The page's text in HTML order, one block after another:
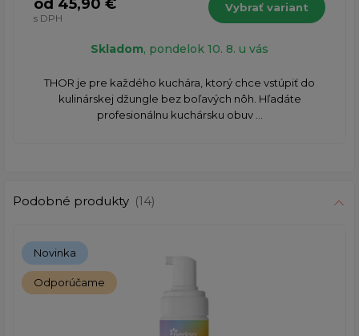
od 45,90 €
s DPH
Vybrať variant
Skladom, pondelok 10. 8. u vás
THOR je pre každého kuchára, ktorý chce vstúpiť do
kulinárskej džungle bez boľavých nôh. Hľadáte
profesionálnu kuchársku obuv ...
Podobné produkty (14)
Novinka
Odporúčame